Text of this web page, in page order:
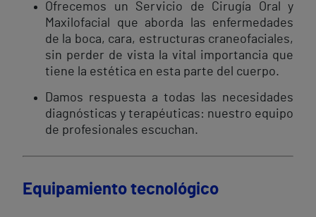
Ofrecemos un Servicio de Cirugía Oral y
Maxilofacial que aborda las enfermedades
de la boca, cara, estructuras craneofaciales,
sin perder de vista la vital importancia que
tiene la estética en esta parte del cuerpo.
Damos respuesta a todas las necesidades
diagnósticas y terapéuticas: nuestro equipo
de profesionales escuchan.
Equipamiento tecnológico